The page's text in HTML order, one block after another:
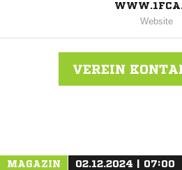
Website
VEREIN
MAGAZIN 02.12.2024 | 07:00